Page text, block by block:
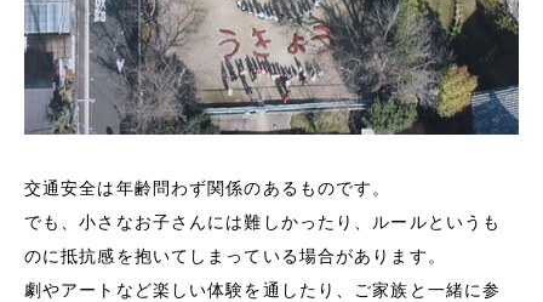
交通安全は年齢問わず関係のあるものです。
でも、小さなお子さんには難しかったり、ルールというも
のに抵抗感を抱いてしまっている場合があります。
劇やアートなど楽しい体験を通したり、ご家族と一緒に参